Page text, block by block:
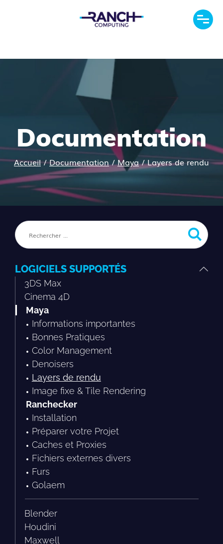
Documentation
Accueil/Documentation/Maya/Layers de rendu
LOGICIELS SUPPORTÉS
3DS Max
Cinema 4D
Maya
Informations importantes
Bonnes Pratiques
Color Management
Denoisers
Layers de rendu
Image fixe & Tile Rendering
Ranchecker
Installation
Préparer votre Projet
Caches et Proxies
Fichiers externes divers
Furs
Golaem
Blender
Houdini
Maxwell